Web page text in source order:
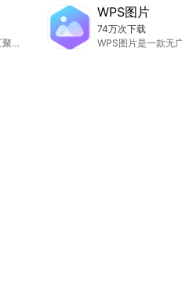
爱奇艺Windows客户端汇聚了电视剧、电影、综艺、动漫、少儿、纪录片、体育等热门内容，持续快速更新。
WPS图片
74万次下载